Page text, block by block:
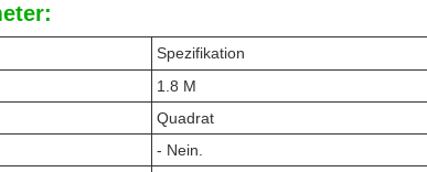
Spezifikation
1.8 M
Quadrat
- Nein.